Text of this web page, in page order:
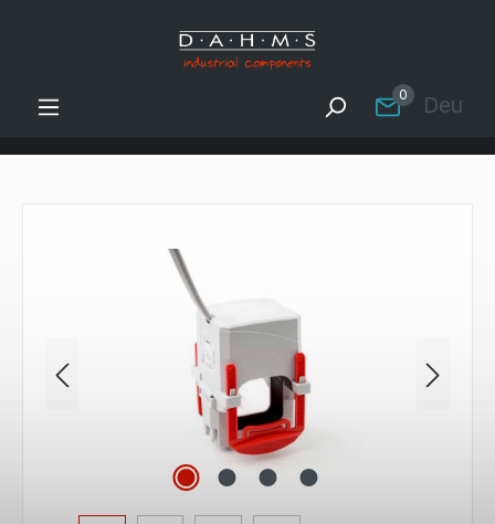
Zum Hauptinhalt springen
0
Bildergalerie überspringen